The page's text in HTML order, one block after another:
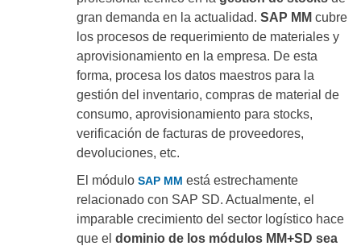
gran demanda en la actualidad. SAP MM cubre
los procesos de requerimiento de materiales y
aprovisionamiento en la empresa. De esta
forma, procesa los datos maestros para la
gestión del inventario, compras de material de
consumo, aprovisionamiento para stocks,
verificación de facturas de proveedores,
devoluciones, etc.
El módulo SAP MM está estrechamente
relacionado con SAP SD. Actualmente, el
imparable crecimiento del sector logístico hace
que el dominio de los módulos MM+SD sea